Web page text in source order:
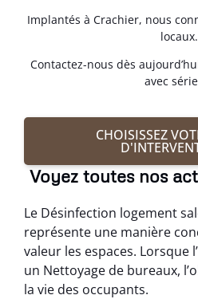
Implantés à Crachier, nous
locaux.
Contactez-nous dès
avec
CHOISISSEZ
Voyez toutes nos
Le Désinfection logement
représente une manière
valeur les espaces. Lorsque
un Nettoyage de bureaux,
la vie des occupants.